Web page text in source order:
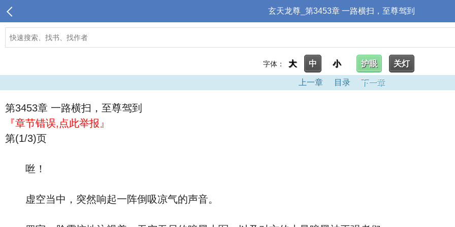
玄天龙尊_第3453章 一路横扫，至尊驾到
字体： 大 中 小 护眼 关灯
上一章 目录 下一章
第3453章 一路横扫，至尊驾到
『章节错误,点此举报』
第(1/3)页
咝！
虚空当中，突然响起一阵倒吸凉气的声音。